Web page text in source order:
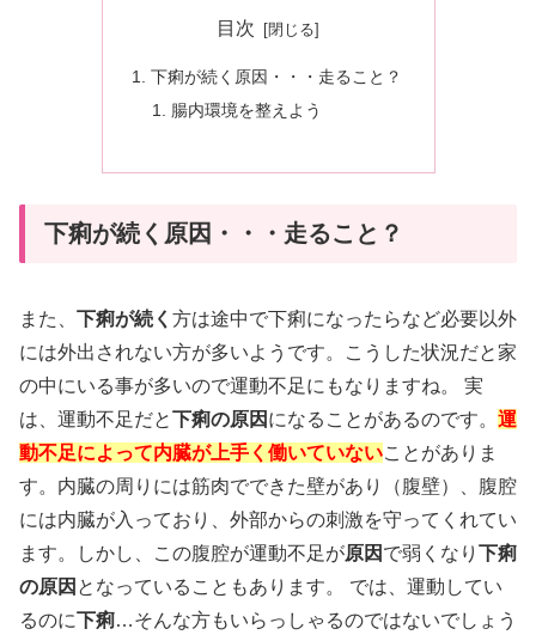
目次
下痢が続く原因・・・走ること？
腸内環境を整えよう
下痢が続く原因・・・走ること？
また、 下痢が続く 方は途中で下痢になったらなど必要以外
には外出されない方が多いようです。こうした状況だと家
の中にいる事が多いので運動不足にもなりますね。 実
は、運動不足だと下痢の原因 になることがあるのです。 運
動不足によって内臓が上手く働いていないことがありま
す。内臓の周りには筋肉でできた壁があり（腹壁）、腹腔
には内臓が入っており、外部からの刺激を守ってくれてい
ます。しかし、この腹腔が運動不足が原因 で弱くなり 下痢
の原因 となっていることもあります。 では、運動してい
るのに下痢…そんな方もいらっしゃるのではないでしょう